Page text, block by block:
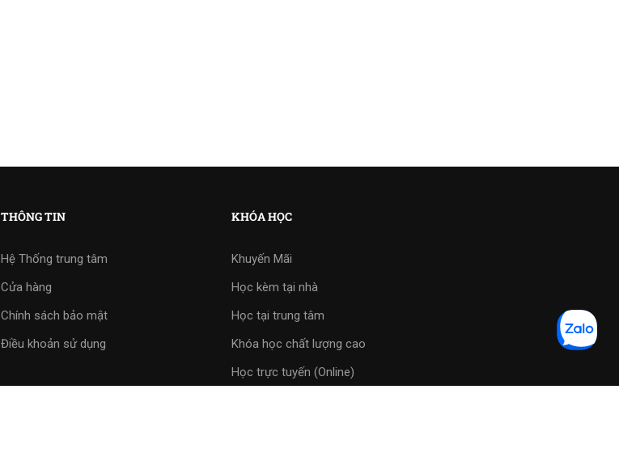
THÔNG TIN
Hệ Thống trung tâm
Cửa hàng
Chính sách bảo mật
Điều khoản sử dụng
KHÓA HỌC
Khuyến Mãi
Học kèm tại nhà
Học tại trung tâm
Khóa học chất lượng cao
Học trực tuyến (Online)